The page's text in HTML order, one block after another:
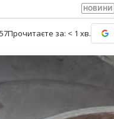
НОВИНИ
Прочитаєте за: < 1 хв.